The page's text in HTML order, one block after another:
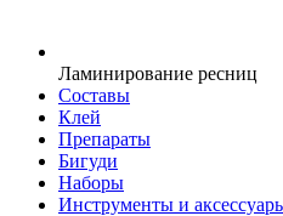
Ламинирование ресниц
Составы
Клей
Препараты
Бигуди
Наборы
Инструменты и